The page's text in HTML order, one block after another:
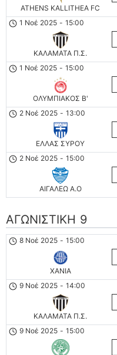
ATHENS KALLITHEA FC
1 Νοέ 2025 - 15:00
ΚΑΛΑΜΑΤΑ Π.Σ.
1 Νοέ 2025 - 15:00
ΟΛΥΜΠΙΑΚΟΣ Β'
2 Νοέ 2025 - 13:00
ΕΛΛΑΣ ΣΥΡΟΥ
2 Νοέ 2025 - 15:00
ΑΙΓΑΛΕΩ A.O
ΑΓΩΝΙΣΤΙΚΗ 9
8 Νοέ 2025 - 15:00
ΧΑΝΙΑ
9 Νοέ 2025 - 14:00
ΚΑΛΑΜΑΤΑ Π.Σ.
9 Νοέ 2025 - 15:00